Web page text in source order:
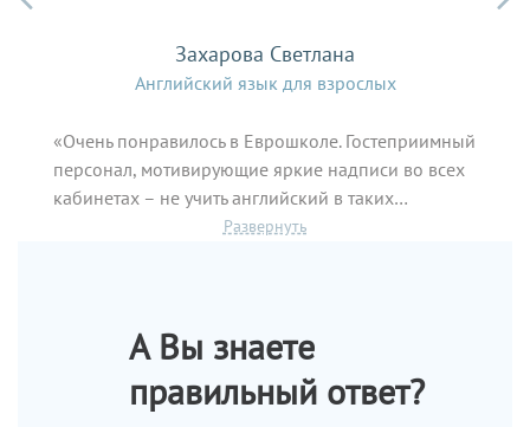
Захарова Светлана
Английский язык для взрослых
«Очень понравилось в Еврошколе. Гостеприимный
персонал, мотивирующие яркие надписи во всех
кабинетах – не учить английский в таких…
А Вы знаете
правильный ответ?